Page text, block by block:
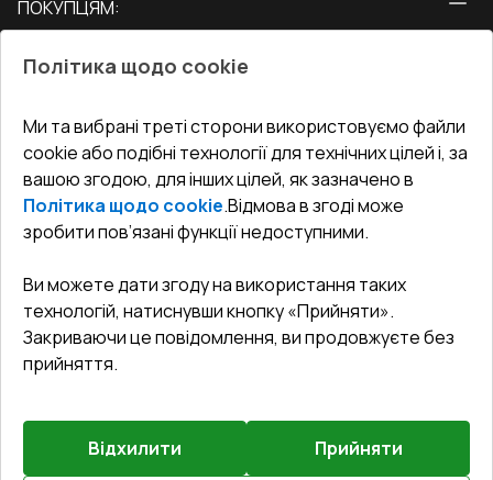
Двері
ПОКУПЦЯМ:
Блог
Адреса гіпермаркета
Як правильно заміряти вікна
СЕРВІС ТА ОБЛУГОВУВАННЯ:
Доставка і Оплата
Гарантія та Сервіс
Повернення товару
Договір публічної оферти
КОНТАКТИ
Офіс:Україна, м. Вінниця, вул. Келецька 60 кв. 61
undefined(undefined)
©2026 Всі права захищені.
Політика щодо cookie
Ми та вибрані треті сторони використовуємо файли
cookie або подібні технології для технічних цілей і, за
вашою згодою, для інших цілей, як зазначено в
Політика щодо cookie.Відмова в згоді може
зробити пов’язані функції недоступними.
Ви можете дати згоду на використання таких
технологій, натиснувши кнопку «Прийняти».
Закриваючи це повідомлення, ви продовжуєте без
прийняття.
Відхилити Прийняти